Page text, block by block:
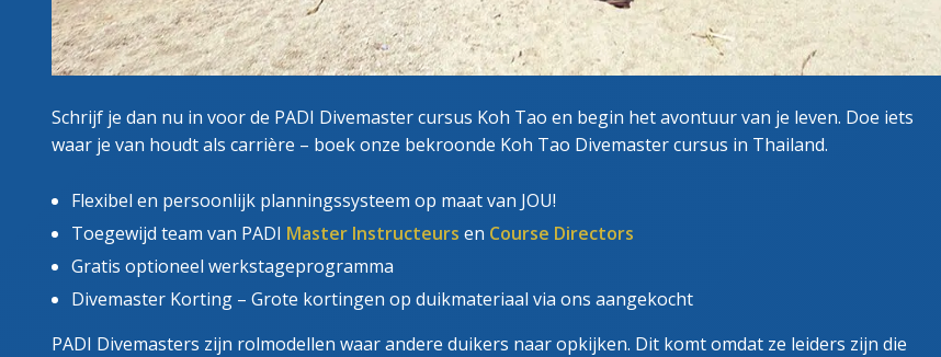
Schrijf je dan nu in voor de PADI Divemaster cursus Koh Tao en begin het avontuur van je leven. Doe iets
waar je van houdt als carrière – boek onze bekroonde Koh Tao Divemaster cursus in Thailand.
Flexibel en persoonlijk planningssysteem op maat van JOU!
Toegewijd team van PADI Master Instructeurs en Course Directors
Gratis optioneel werkstageprogramma
Divemaster Korting – Grote kortingen op duikmateriaal via ons aangekocht
PADI Divemasters zijn rolmodellen waar andere duikers naar opkijken. Dit komt omdat ze leiders zijn die